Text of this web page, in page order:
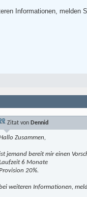
Informationen, melden
Zitat von Dennid
Zusammen,
jemand bereit mir einen
6 Monate
20%.
weiteren Informationen,